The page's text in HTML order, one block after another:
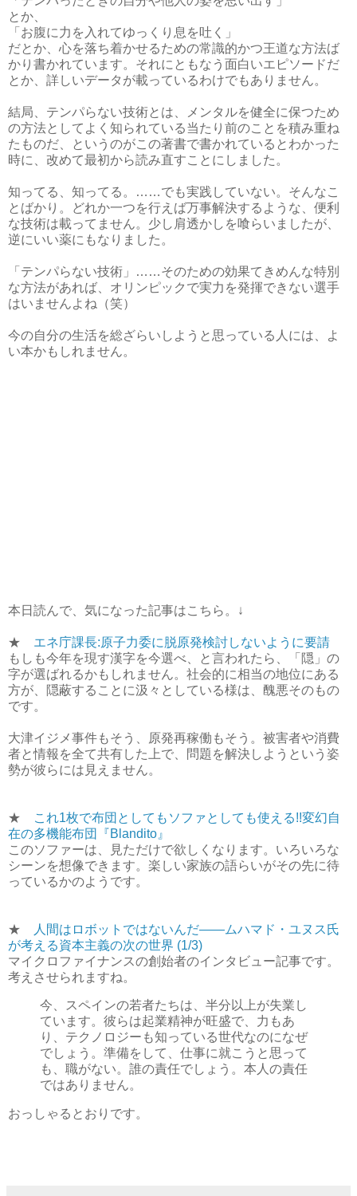
とか、
「お腹に力を入れてゆっくり息を吐く」
だとか、心を落ち着かせるための常識的かつ王道な方法ば
かり書かれています。それにともなう面白いエピソードだ
とか、詳しいデータが載っているわけでもありません。
結局、テンパらない技術とは、メンタルを健全に保つため
の方法としてよく知られている当たり前のことを積み重ね
たものだ、というのがこの著書で書かれているとわかった
時に、改めて最初から読み直すことにしました。
知ってる、知ってる。……でも実践していない。そんなこ
とばかり。どれか一つを行えば万事解決するような、便利
な技術は載ってません。少し肩透かしを喰らいましたが、
逆にいい薬にもなりました。
「テンパらない技術」……そのための効果てきめんな特別
な方法があれば、オリンピックで実力を発揮できない選手
はいませんよね（笑）
今の自分の生活を総ざらいしようと思っている人には、よ
い本かもしれません。
本日読んで、気になった記事はこちら。↓
★ エネ庁課長:原子力委に脱原発検討しないように要請
もしも今年を現す漢字を今選べ、と言われたら、「隠」の
字が選ばれるかもしれません。社会的に相当の地位にある
方が、隠蔽することに汲々としている様は、醜悪そのもの
です。
大津イジメ事件もそう、原発再稼働もそう。被害者や消費
者と情報を全て共有した上で、問題を解決しようという姿
勢が彼らには見えません。
★
これ1枚で布団としてもソファとしても使える!!変幻自
在の多機能布団『Blandito』
このソファーは、見ただけで欲しくなります。いろいろな
シーンを想像できます。楽しい家族の語らいがその先に待
っているかのようです。
★
人間はロボットではないんだ――ムハマド・ユヌス氏
が考える資本主義の次の世界 (1/3)
マイクロファイナンスの創始者のインタビュー記事です。
考えさせられますね。
今、スペインの若者たちは、半分以上が失業し
ています。彼らは起業精神が旺盛で、力もあ
り、テクノロジーも知っている世代なのになぜ
でしょう。準備をして、仕事に就こうと思って
も、職がない。誰の責任でしょう。本人の責任
ではありません。
おっしゃるとおりです。